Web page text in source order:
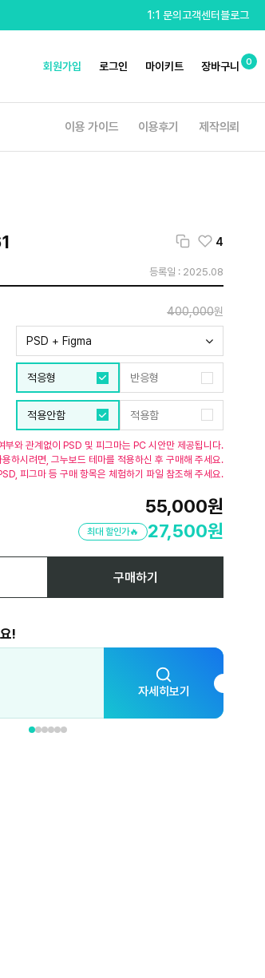
1:1 문의고객센터블로그
회원가입 로그인 마이키트 장바구니 0
이용 가이드 이용후기 제작의뢰
4
등록일 : 2025.08
400,000원
PSD + Figma
적응형 반응형
적용안함 적용함
부와 관계없이 PSD 및 피그마는 PC 시안만 제공됩니다.
하시려면, 그누보드 테마를 적용하신 후 구매해 주세요.
피그마 등 구매 항목은 체험하기 파일 참조해 주세요.
55,000원
최대 할인가🔥 27,500원
구매하기
!
자세히보기